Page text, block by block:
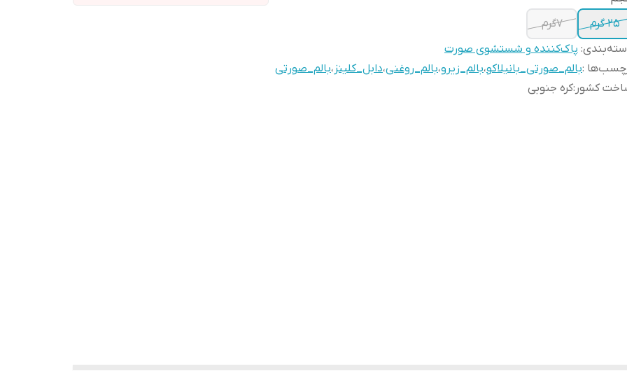
۲۵ گرم
۷گرم
: پاک‌کننده و شستشوی صورت
:بالم_صورتی_بانیلاکو،بالم_زیرو،بالم_روغنی،دابل_کلینز ،بالم_صورتی
کشور :کره جنوبی